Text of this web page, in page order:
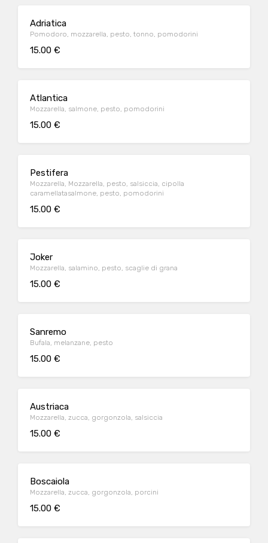
Adriatica
Pomodoro, mozzarella, pesto, tonno, pomodorini
15.00 €
Atlantica
Mozzarella, salmone, pesto, pomodorini
15.00 €
Pestifera
Mozzarella, Mozzarella, pesto, salsiccia, cipolla
caramellatasalmone, pesto, pomodorini
15.00 €
Joker
Mozzarella, salamino, pesto, scaglie di grana
15.00 €
Sanremo
Bufala, melanzane, pesto
15.00 €
Austriaca
Mozzarella, zucca, gorgonzola, salsiccia
15.00 €
Boscaiola
Mozzarella, zucca, gorgonzola, porcini
15.00 €